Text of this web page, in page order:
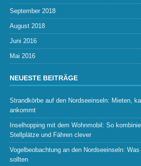
September 2018
August 2018
Juni 2016
Mai 2016
NEUESTE BEITRÄGE
Strandkörbe auf den Nordseeinseln: Mieten,
ankommt
Inselhopping mit dem Wohnmobil: So
Stellplätze und Fähren clever
Vogelbeobachtung an den Nordseeinseln:
sollten